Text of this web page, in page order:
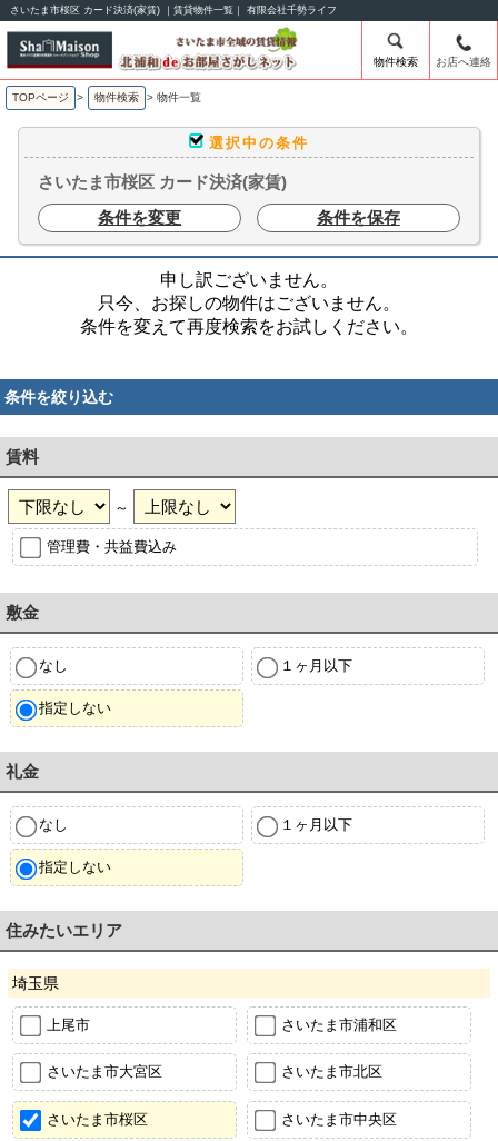
さいたま市桜区 カード決済(家賃) ｜賃貸物件一覧｜ 有限会社千勢ライフ
物件検索 お店へ連絡
TOPページ > 物件検索 > 物件一覧
選択中の条件
さいたま市桜区 カード決済(家賃)
条件を変更
条件を保存
申し訳ございません。
只今、お探しの物件はございません。
条件を変えて再度検索をお試しください。
条件を絞り込む
賃料
～
管理費・共益費込み
敷金
なし １ヶ月以下
指定しない
礼金
なし １ヶ月以下
指定しない
住みたいエリア
埼玉県
上尾市 さいたま市浦和区
さいたま市大宮区 さいたま市北区
さいたま市桜区 さいたま市中央区